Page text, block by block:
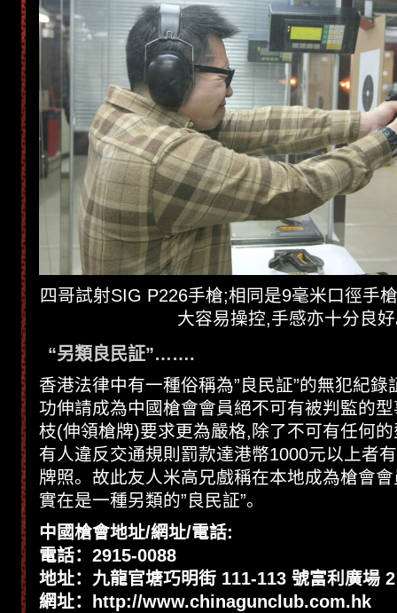
四哥試射SIG P226手槍;相同是9毫米口徑手
大容易操控,手感亦十分良
“另類良民証”…….
香港法律中有一種俗稱為”良民証”的無犯紀
功伸請成為中國槍會會員絕不可有被判監的
枝(伸領槍牌)要求更為嚴格,除了不可有任何
有人違反交通規則罰款達港幣1000元以上者
牌照。故此友人米高兄戲稱在本地成為槍會
實在是一種另類的”良民証”。
中國槍會地址/網址/電話:
電話：2915-0088
地址：九龍官塘巧明街 111-113 號富利廣場
網址：http://www.chinagunclub.com.hk